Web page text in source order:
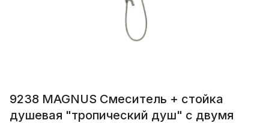
9238 MAGNUS Смеситель + стойка
душевая "тропический душ" с двумя